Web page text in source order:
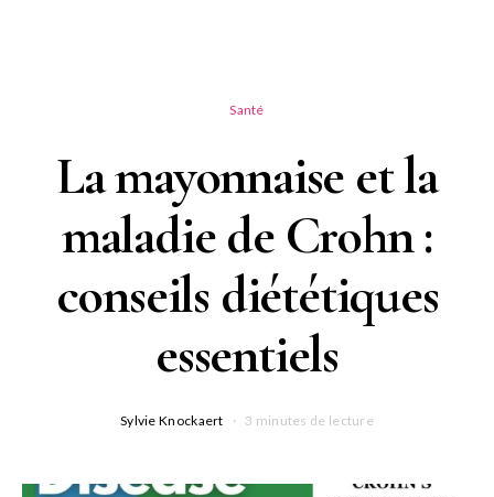
Santé
La mayonnaise et la
maladie de Crohn :
conseils diététiques
essentiels
Sylvie Knockaert 3 minutes de lecture